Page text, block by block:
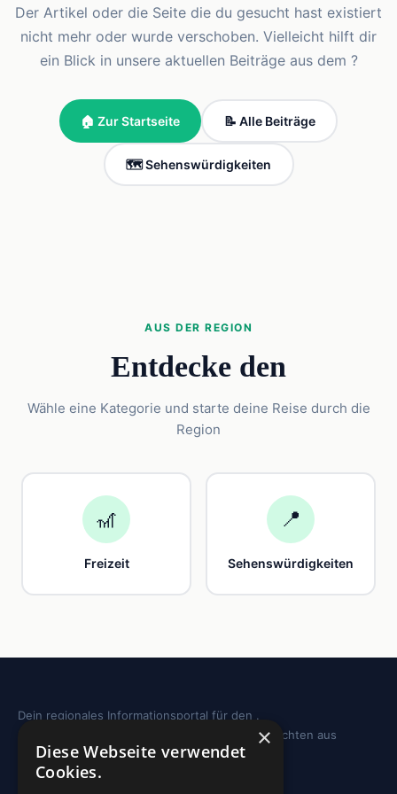
Der Artikel oder die Seite die du gesucht hast existiert
nicht mehr oder wurde verschoben. Vielleicht hilft dir
ein Blick in unsere aktuellen Beiträge aus dem ?
🏠 Zur Startseite 📝 Alle Beiträge
🗺️ Sehenswürdigkeiten
AUS DER REGION
Entdecke den
Wähle eine Kategorie und starte deine Reise durch die
Region
🎢
Freizeit
📍
Sehenswürdigkeiten
Dein regionales Informationsportal für den .
Sehenswürdigkeiten, Ausflugstipps und Geschichten aus
deiner Region.
×
Diese Webseite verwendet
Cookies.